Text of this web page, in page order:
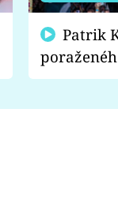
fanoušci